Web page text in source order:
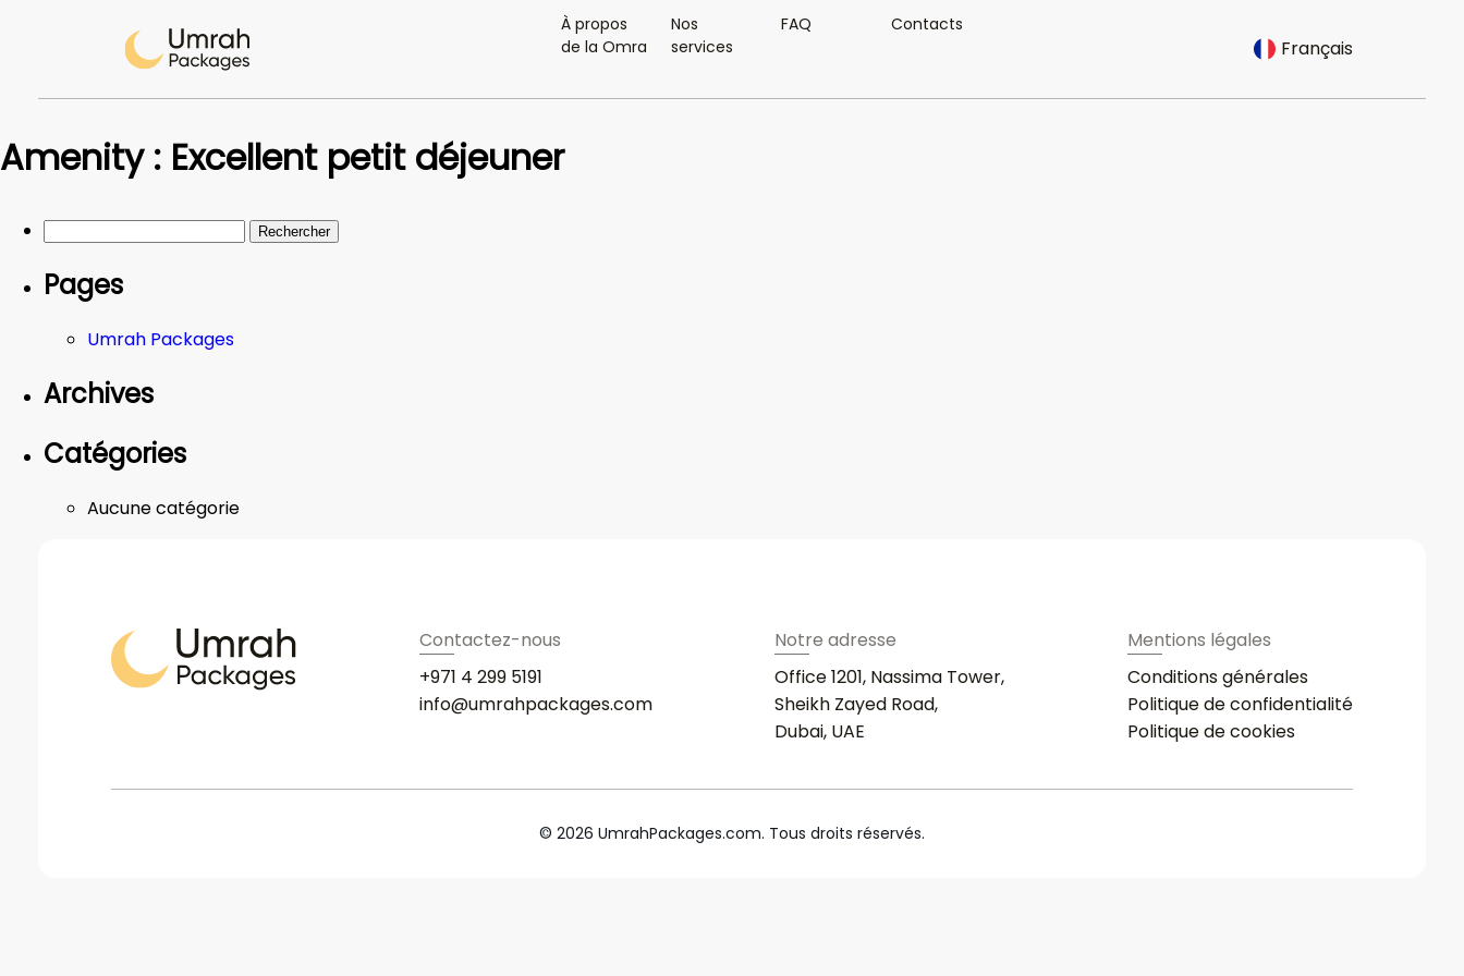
À propos
de la Omra
Nos
services
FAQ Contacts
Français
Amenity : Excellent petit déjeuner
Rechercher :
Pages
Umrah Packages
Archives
Catégories
Aucune catégorie
Contactez-nous
+971 4 299 5191
info@umrahpackages.com
Notre adresse
Office 1201, Nassima Tower,
Sheikh Zayed Road,
Dubai, UAE
Mentions légales
Conditions générales
Politique de confidentialité
Politique de cookies
© 2026 UmrahPackages.com. Tous droits réservés.